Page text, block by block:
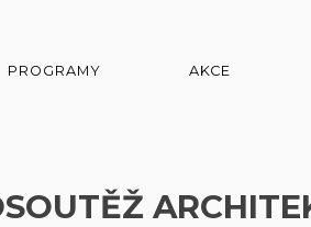
PROGRAMY AKCE